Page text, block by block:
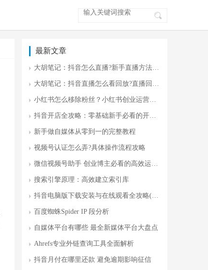
最新文章
大胡笔记：抖音怎么直播?新手直播方法 零门槛开播指南
大胡笔记：抖音直播怎么看回放?直播回放入门
小红书怎么移除粉丝？小红书创业运营攻略
抖音开店全攻略：零基础新手必看的开店流程与运营技巧(附避坑指南)
新手做自媒体从零到一的完整教程
视频号认证怎么弄?具体操作流程攻略
微信视频号助手 创业博主必看的高效运营神器
搜索引擎原理：高效建立索引库
抖音电脑版下载安装与在线观看全攻略(最新版)
百度蜘蛛Spider IP 段分析
自媒体平台有哪些 最全新媒体平台大盘点
Ahrefs专业外链查询工具全面解析
抖音月付在哪里还款 避免逾期影响征信